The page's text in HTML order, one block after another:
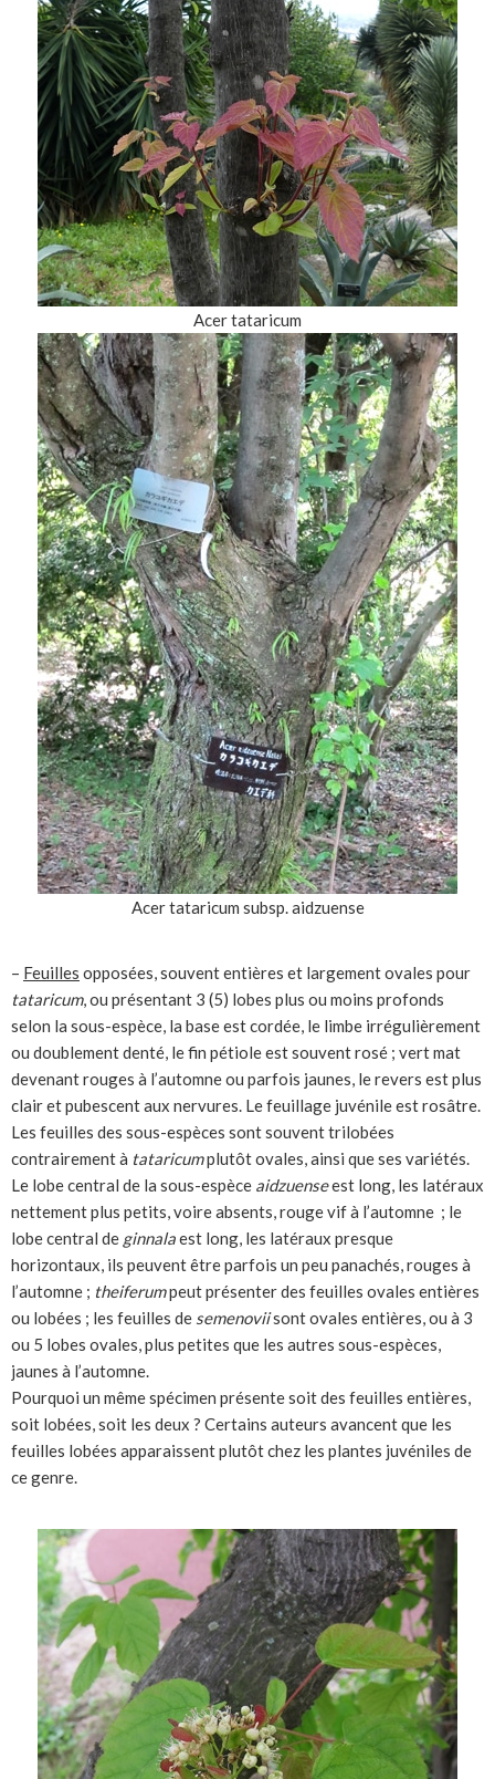
Acer tataricum
Acer tataricum subsp. aidzuense
– Feuilles opposées, souvent entières et largement ovales pour
tataricum, ou présentant 3 (5) lobes plus ou moins profonds
selon la sous-espèce, la base est cordée, le limbe irrégulièrement
ou doublement denté, le fin pétiole est souvent rosé ; vert mat
devenant rouges à l’automne ou parfois jaunes, le revers est plus
clair et pubescent aux nervures. Le feuillage juvénile est rosâtre.
Les feuilles des sous-espèces sont souvent trilobées
contrairement à tataricumplutôt ovales, ainsi que ses variétés.
Le lobe central de la sous-espèce aidzuenseest long, les latéraux
nettement plus petits, voire absents, rouge vif à l’automne ; le
lobe central de ginnalaest long, les latéraux presque
horizontaux, ils peuvent être parfois un peu panachés, rouges à
l’automne ; theiferumpeut présenter des feuilles ovales entières
ou lobées ; les feuilles de semenoviisont ovales entières, ou à 3
ou 5 lobes ovales, plus petites que les autres sous-espèces,
jaunes à l’automne.
Pourquoi un même spécimen présente soit des feuilles entières,
soit lobées, soit les deux ? Certains auteurs avancent que les
feuilles lobées apparaissent plutôt chez les plantes juvéniles de
ce genre.